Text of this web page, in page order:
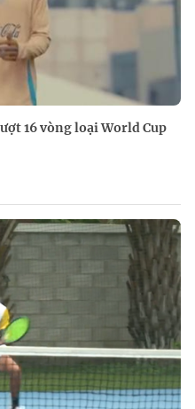
16 vòng loại World Cup